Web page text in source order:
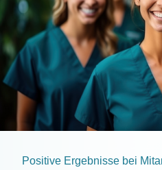
Positive Ergebnisse bei